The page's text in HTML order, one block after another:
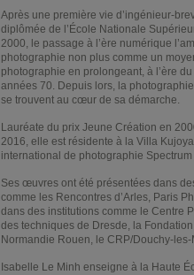
Après une première vie d’ingénieur-
diplômée de l’École Nationale
2000, le passage à l’ère numérique
photographie non plus comme un
photographie en prolongeant, à l’ère
années 70. Depuis lors, la
se trouvent au cœur de sa démarche.
Lauréate du prix Jeune Création en
2016, elle est résidente à la Villa
international de photographie
Ses œuvres ont été présentées dans
comme les Rencontres d’Arles, Paris
dans des institutions comme le Centre
des techniques de Dresde, la
Normandie Rouen, le CRP/Douchy-
Isabelle Le Minh enseigne à la Haute